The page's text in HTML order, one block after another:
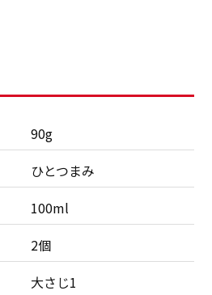
90g
ひとつまみ
100ml
2個
大さじ1